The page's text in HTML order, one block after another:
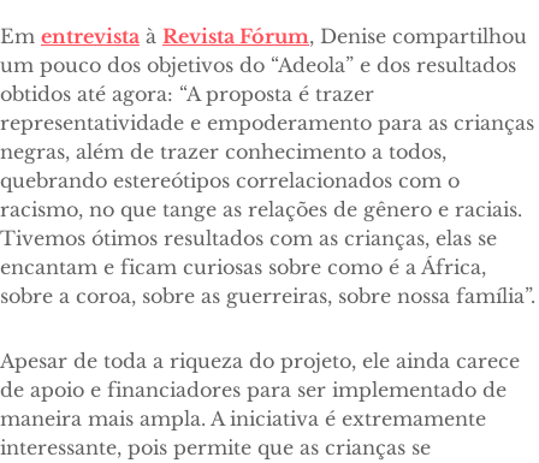
Em entrevista à Revista Fórum, Denise compartilhou
um pouco dos objetivos do “Adeola” e dos resultados
obtidos até agora: “A proposta é trazer
representatividade e empoderamento para as crianças
negras, além de trazer conhecimento a todos,
quebrando estereótipos correlacionados com o
racismo, no que tange as relações de gênero e raciais.
Tivemos ótimos resultados com as crianças, elas se
encantam e ficam curiosas sobre como é a África,
sobre a coroa, sobre as guerreiras, sobre nossa família”.
Apesar de toda a riqueza do projeto, ele ainda carece
de apoio e financiadores para ser implementado de
maneira mais ampla. A iniciativa é extremamente
interessante, pois permite que as crianças se